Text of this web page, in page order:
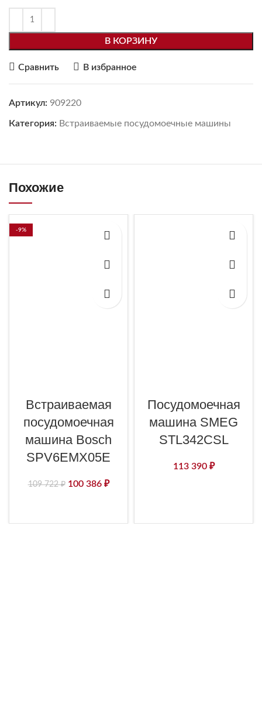
В КОРЗИНУ
Сравнить В избранное
Артикул: 909220
Категория: Встраиваемые посудомоечные машины
Похожие
-9%
Встраиваемая
посудомоечная
машина Bosch
SPV6EMX05E
109 722₽ 100 386 ₽
Посудомоечная
машина SMEG
STL342CSL
113 390 ₽